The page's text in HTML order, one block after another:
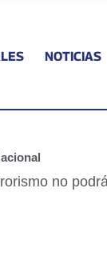
NOTICIAS